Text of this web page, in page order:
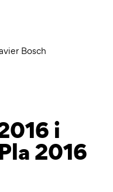
Bosch
i
2016